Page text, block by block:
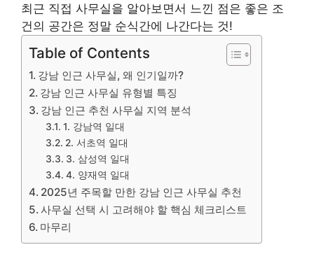
최근 직접 사무실을 알아보면서 느낀 점은 좋은 조
건의 공간은 정말 순식간에 나간다는 것!
Table of Contents
강남 인근 사무실, 왜 인기일까?
강남 인근 사무실 유형별 특징
강남 인근 추천 사무실 지역 분석
1. 강남역 일대
2. 서초역 일대
3. 삼성역 일대
4. 양재역 일대
2025년 주목할 만한 강남 인근 사무실 추천
사무실 선택 시 고려해야 할 핵심 체크리스트
마무리